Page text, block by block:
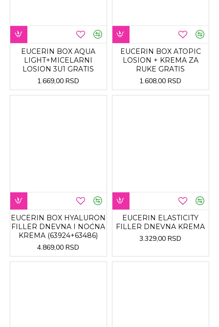
EUCERIN BOX AQUA
LIGHT+MICELARNI
LOSION 3U1 GRATIS
1.669,00 RSD
EUCERIN BOX ATOPIC
LOSION + KREMA ZA
RUKE GRATIS
1.608,00 RSD
EUCERIN BOX HYALURON
FILLER DNEVNA I NOĆNA
KREMA (63924+63486)
4.869,00 RSD
EUCERIN ELASTICITY
FILLER DNEVNA KREMA
3.329,00 RSD